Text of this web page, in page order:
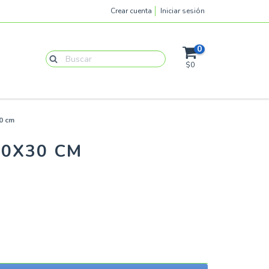
Crear cuenta Iniciar sesión
0
$0
cm
CM